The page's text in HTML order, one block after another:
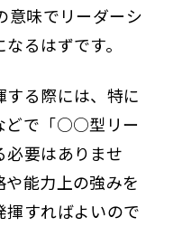
意味でリーダーシ
るはずです。
る際には、特に
どで「○○型リー
要はありませ
能力上の強みを
すればよいので